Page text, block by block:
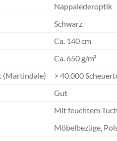
Nappalederoptik
Schwarz
Ca. 140 cm
Ca. 650 g/m²
(Martindale)
> 40.000
Gut
Mit feuchtem
Möbelbezüge,